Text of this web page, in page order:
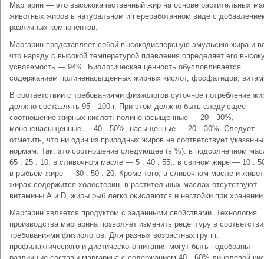
Маргарин — это высококачественный жир на основе растительных
животных жиров в натуральном и переработанном виде с
различных компонентов.
Маргарин представляет собой высокодисперсную эмульсию жира и
что наряду с высокой температурой плавления определяет его
усвояемость — 94%. Биологическая ценность обусловливается
содержанием полиненасыщенных жирных кислот, фосфатидов,
В соответствии с требованиями физиологов суточное потребление
должно составлять 95—100 г. При этом должно быть следующее
соотношение жирных кислот: полиненасыщенные — 20—30%,
мононенасыщенные — 40—50%, насыщенные — 20—30%. Следует
отметить, что ни один из природных жиров не соответствует
нормам. Так, это соотношение следующее (в %): в подсолнечном
65 : 25 : 10; в сливочном масле — 5 : 40 : 55;. в свином жире — 10 :
в рыбьем жире — 30 : 50 : 20. Кроме того, в сливочном масле и
жирах содержится холестерин, в растительных маслах отсутствуют
витамины А и D, жиры рыб легко окисляются и нестойки при
Маргарин является продуктом с заданными свойствами. Технология
производства маргарина позволяет изменить рецептуру в
требованиями физиологов. Для разных возрастных групп,
профилактического и диетического питания могут быть подобраны